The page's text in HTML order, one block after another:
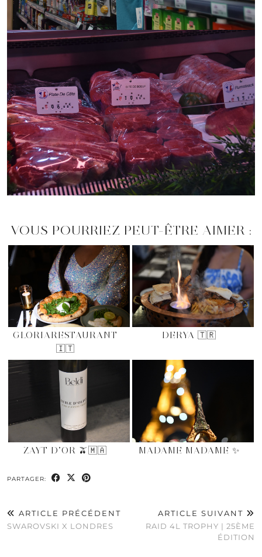
VOUS POURRIEZ PEUT-ÊTRE AIMER :
GLORIARESTAURANT
🇮🇹
DERYA 🇹🇷
ZAYT D’OR 🫒🇲🇦 MADAME MADAME ✨
PARTAGER:
ARTICLE PRÉCÉDENT
SWAROVSKI X LONDRES
ARTICLE SUIVANT
RAID 4L TROPHY | 25ÈME
ÉDITION